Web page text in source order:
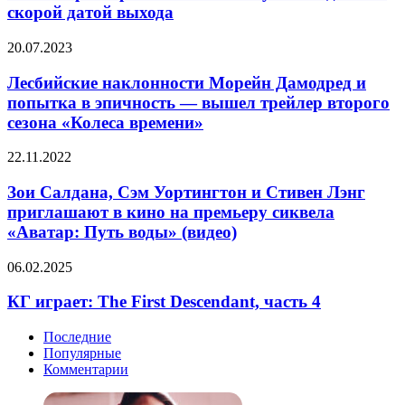
попавшую
плен
Повелителю
Демонов
to
Monkey
делится
датой
выхода
скорой датой выхода
Лесбийские
Морейн
Дамодред
и
попытка
эпичность
вышел
трейлер
второго
сезона
времени»
20.07.2023
Лесбийские наклонности Морейн Дамодред и
попытка в эпичность — вышел трейлер второго
сезона «Колеса времени»
Зои
Сэм
Уортингтон
и
Стивен
приглашают
кино
премьеру
сиквела
«Аватар:
воды»
22.11.2022
Зои Салдана, Сэм Уортингтон и Стивен Лэнг
приглашают в кино на премьеру сиквела
«Аватар: Путь воды» (видео)
КГ
The
Descendant,
06.02.2025
КГ играет: The First Descendant, часть 4
Последние
Популярные
Комментарии